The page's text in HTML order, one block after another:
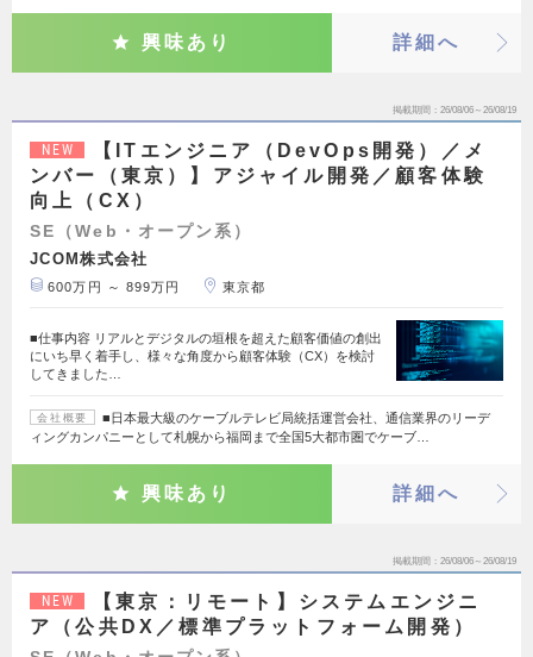
興味あり 詳細へ
掲載期間 26/08/06～26/08/19
NEW
【ITエンジニア（DevOps開発）／メ
ンバー（東京）】アジャイル開発／顧客体験
向上（CX）
SE（Web・オープン系）
JCOM株式会社
600万円 ～ 899万円 東京都
■仕事内容 リアルとデジタルの垣根を超えた顧客価値の創出
にいち早く着手し、様々な角度から顧客体験（CX）を検討
してきました…
会社概要
■日本最大級のケーブルテレビ局統括運営会社、通信業界のリーデ
ィングカンパニーとして札幌から福岡まで全国5大都市圏でケーブ…
興味あり 詳細へ
掲載期間 26/08/06～26/08/19
NEW
【東京：リモート】システムエンジニ
ア（公共DX／標準プラットフォーム開発）